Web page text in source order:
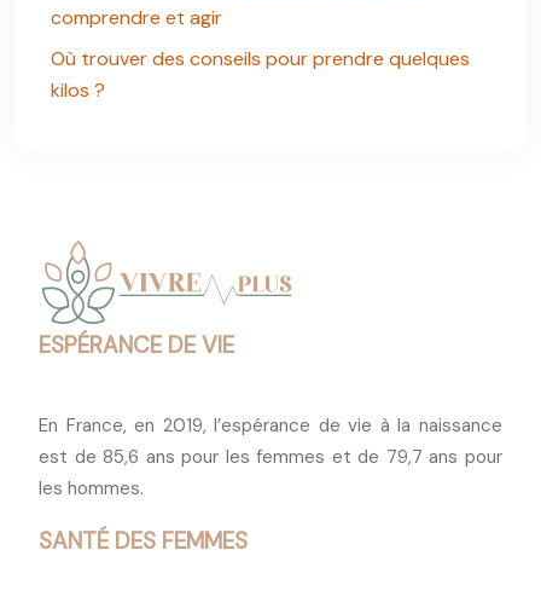
comprendre et agir
Où trouver des conseils pour prendre quelques
kilos ?
ESPÉRANCE DE VIE
En France, en 2019, l’espérance de vie à la naissance
est de 85,6 ans pour les femmes et de 79,7 ans pour
les hommes.
SANTÉ DES FEMMES